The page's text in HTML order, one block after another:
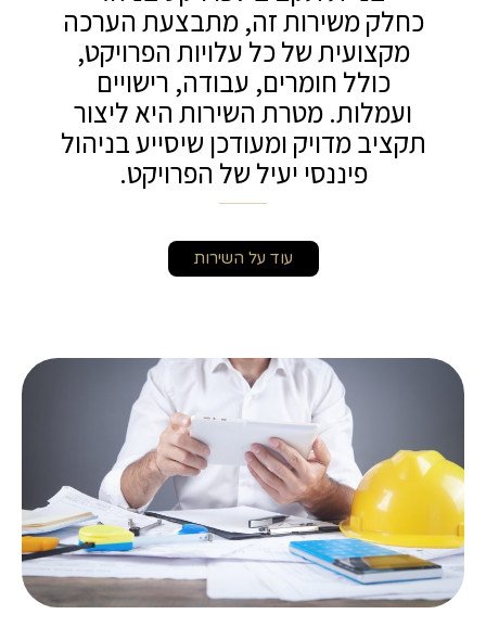
כחלק משירות זה, מתבצעת הערכה
מקצועית של כל עלויות הפרויקט,
כולל חומרים, עבודה, רישויים
ועמלות. מטרת השירות היא ליצור
תקציב מדויק ומעודכן שיסייע בניהול
פיננסי יעיל של הפרויקט.
עוד על השירות